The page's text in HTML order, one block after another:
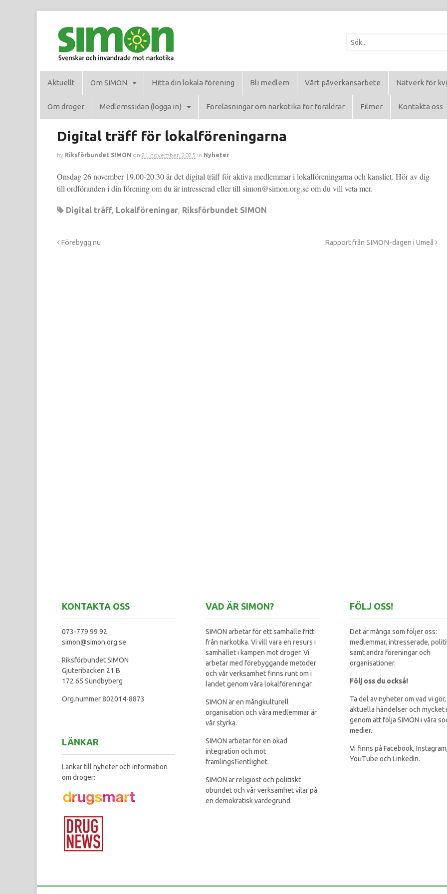
Aktuellt Om SIMON Hitta din lokala förening Bli medlem Vårt påverkansarbete Nätverk för
Om droger Medlemssidan (logga in) Föreläsningar om narkotika för föräldrar Filmer Kontakta oss
Digital träff för lokalföreningarna
by Riksförbundet SIMON on 21 november, 2025 in Nyheter
Onsdag 26 november 19.00-20.30 är det digital träff för aktiva medlemmar i lokalföreningarna och kansliet. Hör av dig
till ordföranden i din förening om du är intresserad eller till simon@simon.org.se om du vill veta mer.
Digital träff, Lokalföreningar, Riksförbundet SIMON
Förebygg.nu Rapport från SIMON-dagen i Umeå
KONTAKTA OSS
073-779 99 92
simon@simon.org.se
Riksförbundet SIMON
Gjuteribacken 21 B
172 65 Sundbyberg
Org.nummer 802014-8873
LÄNKAR
Länkar till nyheter och information
om droger:
VAD ÄR SIMON?
SIMON arbetar för ett samhälle fritt
från narkotika. Vi vill vara en resurs i
samhället i kampen mot droger. Vi
arbetar med förebyggande metoder
och vår verksamhet finns runt om i
landet genom våra lokalföreningar.
SIMON är en mångkulturell
organisation och våra medlemmar är
vår styrka.
SIMON arbetar för en ökad
integration och mot
främlingsfientlighet.
SIMON är religiöst och politiskt
obundet och vår verksamhet vilar på
en demokratisk värdegrund.
FÖLJ OSS!
Det är många som följer oss:
medlemmar, intresserade,
samt andra föreningar och
organisationer.
Följ oss du också!
Ta del av nyheter om vad vi gör,
aktuella händelser och mycket
genom att följa SIMON i våra
medier.
Vi finns på Facebook,
YouTube och LinkedIn.